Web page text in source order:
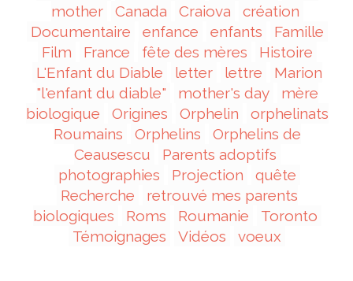
mother
Canada Craiova
création
Documentaire
enfance enfants
Famille
Film
France fête des mères
Histoire
L'Enfant du Diable
letter lettre
Marion
"l'enfant du diable"
mother's day
mère
biologique
Origines Orphelin
orphelinats
Roumains
Orphelins
Orphelins de
Ceausescu
Parents adoptifs
photographies
Projection
quête
Recherche
retrouvé mes parents
biologiques
Roms Roumanie
Toronto
Témoignages
Vidéos voeux